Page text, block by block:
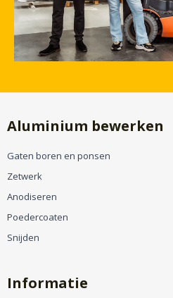
Aluminium bewerken
Gaten boren en ponsen
Zetwerk
Anodiseren
Poedercoaten
Snijden
Informatie